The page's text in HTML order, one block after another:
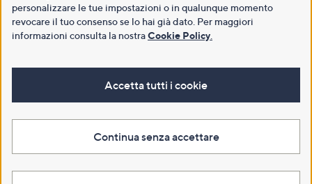
personalizzare le tue impostazioni o in qualunque momento
revocare il tuo consenso se lo hai già dato. Per maggiori
informazioni consulta la nostraCookie Policy
Accetta tutti i cookie
Continua senza accettare